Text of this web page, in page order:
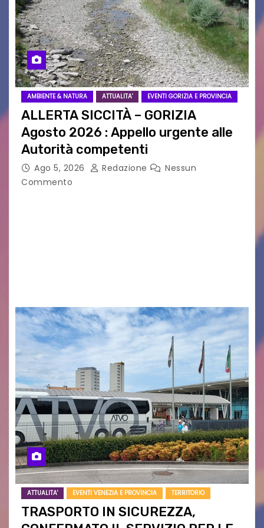
AMBIENTE & NATURA ATTUALITA' EVENTI GORIZIA E PROVINCIA
ALLERTA SICCITÀ – GORIZIA
Agosto 2026 : Appello urgente alle
Autorità competenti
Ago 5, 2026 Redazione
Nessun
Commento
ATTUALITA' EVENTI VENEZIA E PROVINCIA TERRITORIO
TRASPORTO IN SICUREZZA,